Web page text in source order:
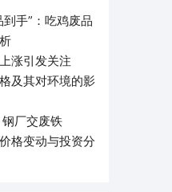
手”：吃鸡废品
涨引发关注
及其对环境的影
厂交废铁
格变动与投资分